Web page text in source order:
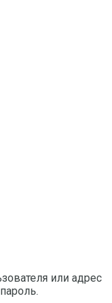
или адрес